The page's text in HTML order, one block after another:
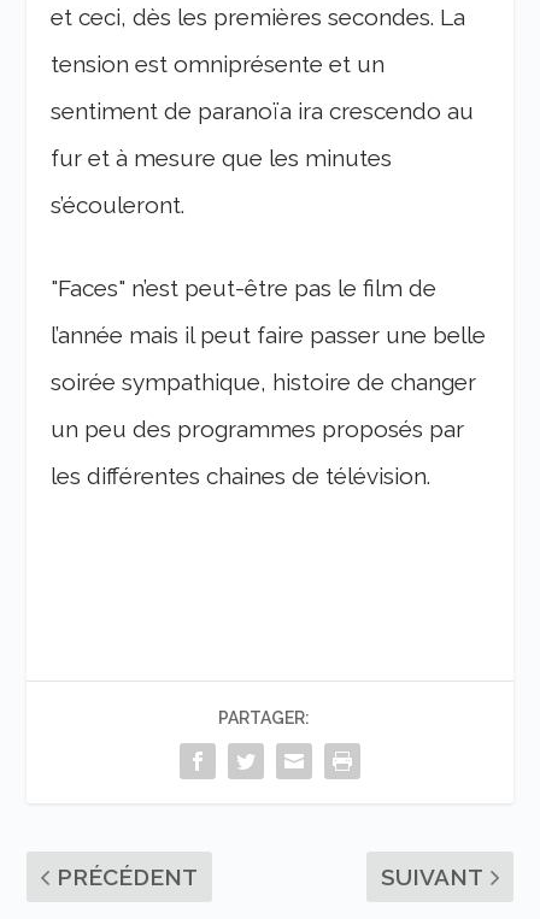
et ceci, dès les premières secondes. La
tension est omniprésente et un
sentiment de paranoïa ira crescendo au
fur et à mesure que les minutes
s’écouleront.
"Faces" n’est peut-être pas le film de
l’année mais il peut faire passer une belle
soirée sympathique, histoire de changer
un peu des programmes proposés par
les différentes chaines de télévision.
PARTAGER:
PRÉCÉDENT SUIVANT